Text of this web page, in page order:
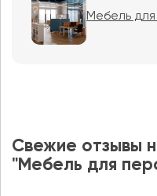
Мебель
Свежие отзывы
"Мебель для